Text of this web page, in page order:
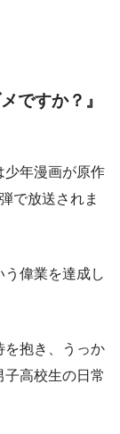
ですか？』
少年漫画が原作
で放送されま
偉業を達成し
を抱き、うっか
子高校生の日常